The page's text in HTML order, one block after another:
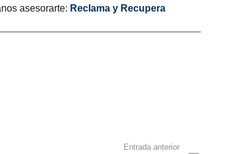
asesorarte: Reclama y Recupera
Entrada anterior